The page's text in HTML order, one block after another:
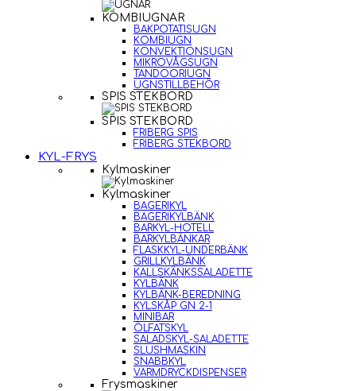
KOMBIUGNAR
BAKPOTATISUGN
KOMBIUGN
KONVEKTIONSUGN
MIKROVÅGSUGN
TANDOORIUGN
UGNSTILLBEHÖR
SPIS STEKBORD
SPIS STEKBORD
FRIBERG SPIS
FRIBERG STEKBORD
KYL-FRYS
Kylmaskiner
Kylmaskiner
BAGERIKYL
BAGERIKYLBÄNK
BARKYL-HOTELL
BARKYLBÄNKAR
FLASKKYL-UNDERBÄNK
GRILLKYLBÄNK
KALLSKÄNKSSALADETTE
KYLBÄNK
KYLBÄNK-BEREDNING
KYLSKÅP GN 2-1
MINIBAR
ÖLFATSKYL
SALADSKYL-SALADETTE
SLUSHMASKIN
SNABBKYL
VARMDRYCKDISPENSER
Frysmaskiner